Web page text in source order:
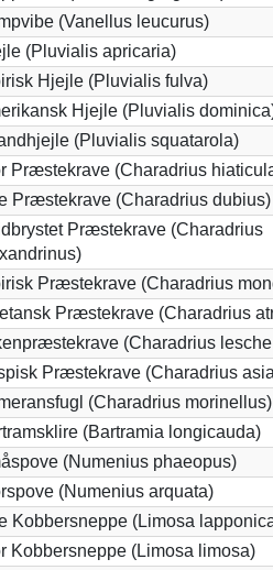
(Vanellus leucurus)
(Pluvialis apricaria)
Hjejle (Pluvialis fulva)
Hjejle (Pluvialis
(Pluvialis squatarola)
Præstekrave (Charadrius
Præstekrave (Charadrius dubius)
Præstekrave (Charadrius
Præstekrave (Charadrius
Præstekrave (Charadrius
(Charadrius
Præstekrave (Charadrius
(Charadrius morinellus)
(Bartramia longicauda)
(Numenius phaeopus)
(Numenius arquata)
Kobbersneppe (Limosa
Kobbersneppe (Limosa limosa)